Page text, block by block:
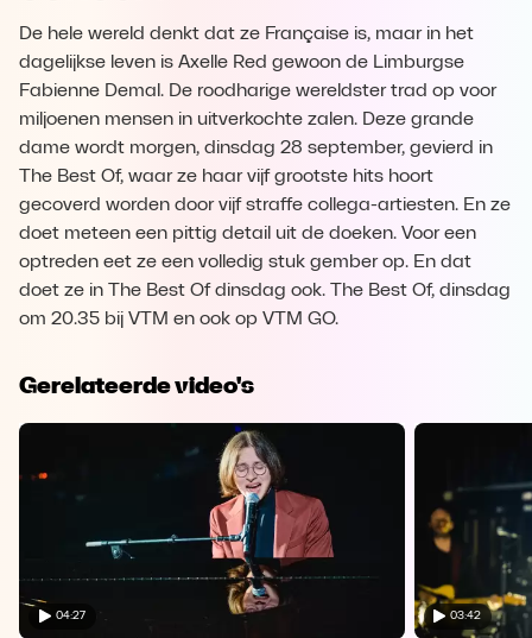
De hele wereld denkt dat ze Française is, maar in het
dagelijkse leven is Axelle Red gewoon de Limburgse
Fabienne Demal. De roodharige wereldster trad op voor
miljoenen mensen in uitverkochte zalen. Deze grande
dame wordt morgen, dinsdag 28 september, gevierd in
The Best Of, waar ze haar vijf grootste hits hoort
gecoverd worden door vijf straffe collega-artiesten. En ze
doet meteen een pittig detail uit de doeken. Voor een
optreden eet ze een volledig stuk gember op. En dat
doet ze in The Best Of dinsdag ook. The Best Of, dinsdag
om 20.35 bij VTM en ook op VTM GO.
Gerelateerde video's
04:27 03:42